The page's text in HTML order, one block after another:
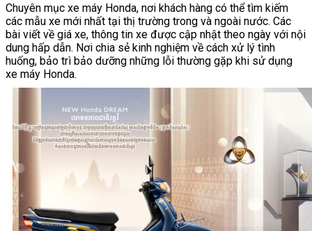
Chuyên mục xe máy Honda, nơi khách hàng có thể tìm kiếm
các mẫu xe mới nhất tại thị trường trong và ngoài nước. Các
bài viết về giá xe, thông tin xe được cập nhật theo ngày với nội
dung hấp dẫn. Nơi chia sẻ kinh nghiệm về cách xử lý tình
huống, bảo trì bảo dưỡng những lỗi thường gặp khi sử dụng
xe máy Honda.